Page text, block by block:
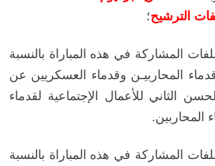
الترشيح؛
المشاركة في هذه المباراة بالنسبة
المحاربيـن وقدماء العسكريين عن
الثاني للأعمال الإجتماعية لقدماء
المحاربين.
المشاركة في هذه المباراة بالنسبة